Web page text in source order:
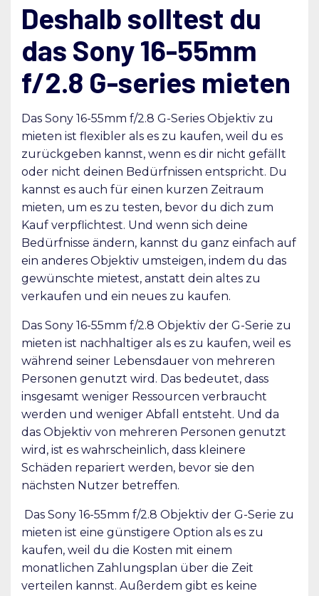
Deshalb solltest du
das Sony 16-55mm
f/2.8 G-series mieten
Das Sony 16-55mm f/2.8 G-Series Objektiv zu
mieten ist flexibler als es zu kaufen, weil du es
zurückgeben kannst, wenn es dir nicht gefällt
oder nicht deinen Bedürfnissen entspricht. Du
kannst es auch für einen kurzen Zeitraum
mieten, um es zu testen, bevor du dich zum
Kauf verpflichtest. Und wenn sich deine
Bedürfnisse ändern, kannst du ganz einfach auf
ein anderes Objektiv umsteigen, indem du das
gewünschte mietest, anstatt dein altes zu
verkaufen und ein neues zu kaufen.
Das Sony 16-55mm f/2.8 Objektiv der G-Serie zu
mieten ist nachhaltiger als es zu kaufen, weil es
während seiner Lebensdauer von mehreren
Personen genutzt wird. Das bedeutet, dass
insgesamt weniger Ressourcen verbraucht
werden und weniger Abfall entsteht. Und da
das Objektiv von mehreren Personen genutzt
wird, ist es wahrscheinlich, dass kleinere
Schäden repariert werden, bevor sie den
nächsten Nutzer betreffen.
Das Sony 16-55mm f/2.8 Objektiv der G-Serie zu
mieten ist eine günstigere Option als es zu
kaufen, weil du die Kosten mit einem
monatlichen Zahlungsplan über die Zeit
verteilen kannst. Außerdem gibt es keine